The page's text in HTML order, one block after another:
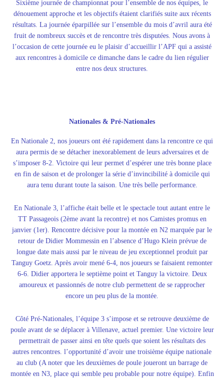
Sixième journée de championnat pour l’ensemble de nos équipes, le
dénouement approche et les objectifs étaient clarifiés suite aux récents
résultats. La journée éparpillée sur l’ensemble du mois d’avril aura été
fruit de nombreux succès et de rencontre très disputées. Nous avons à
l’occasion de cette journée eu le plaisir d’accueillir l’APF qui a assisté
aux rencontres à domicile ce dimanche dans le cadre du lien régulier
entre nos deux structures.
Nationales & Pré-Nationales
En Nationale 2, nos joueurs ont été rapidement dans la rencontre ce qui
aura permis de se détacher inexorablement de leurs adversaires et de
s’imposer 8-2. Victoire qui leur permet d’espérer une très bonne place
en fin de saison et de prolonger la série d’invincibilité à domicile qui
aura tenu durant toute la saison. Une très belle performance.
En Nationale 3, l’affiche était belle et le spectacle tout autant entre le
TT Passageois (2ème avant la recontre) et nos Camistes promus en
janvier (1er). Rencontre décisive pour la montée en N2 marquée par le
retour de Didier Mommessin en l’absence d’Hugo Klein prévue de
longue date mais aussi par le niveau de jeu exceptionnel produit par
Tanguy Goetz. Après avoir mené 6-4, nos joueurs se faisaient remonter
6-6. Didier apportera le septième point et Tanguy la victoire. Deux
amoureux et passionnés de notre club permettent de se rapprocher
encore un peu plus de la montée.
Côté Pré-Nationales, l’équipe 3 s’impose et se retrouve deuxième de
poule avant de se déplacer à Villenave, actuel premier. Une victoire leur
permettrait de passer ainsi en tête quels que soient les résultats des
autres rencontres. l’opportunité d’avoir une troisième équipe nationale
au club (A noter que les deuxièmes de poule joueront un barrage de
montée en N3, place qui semble peu probable pour notre équipe). Enfin